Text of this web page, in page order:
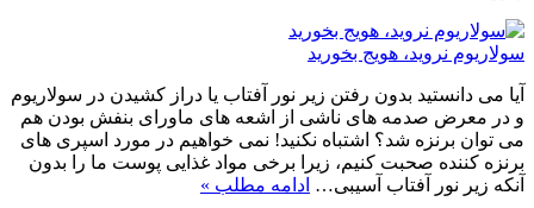
سولاریوم نروید، هویج بخورید
آیا می دانستید بدون رفتن زیر نور آفتاب یا دراز کشیدن در سولاریوم
و در معرض صدمه های ناشی از اشعه های ماورای بنفش بودن هم
می توان برنزه شد؟ اشتباه نکنید! نمی خواهیم در مورد اسپری های
برنزه کننده صحبت کنیم، زیرا برخی مواد غذایی پوست ما را بدون
آنکه زیر نور آفتاب آسیبی… ادامه مطلب »